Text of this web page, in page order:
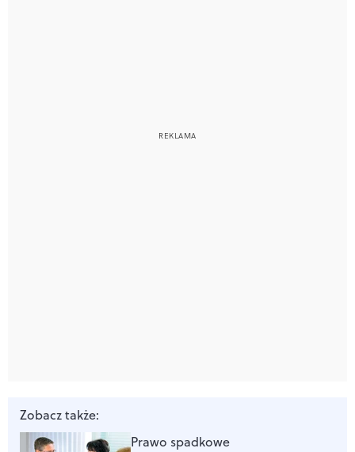
Zobacz także:
Prawo spadkowe